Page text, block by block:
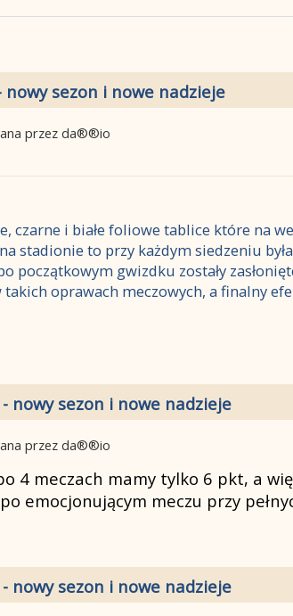
nowy sezon i nowe nadzieje
przez da®®io
czarne i białe foliowe tablice które na
stadionie to przy każdym siedzeniu
początkowym gwizdku zostały
oprawach meczowych, a finalny
nowy sezon i nowe nadzieje
przez da®®io
4 meczach mamy tylko 6 pkt, a
emocjonującym meczu przy
nowy sezon i nowe nadzieje